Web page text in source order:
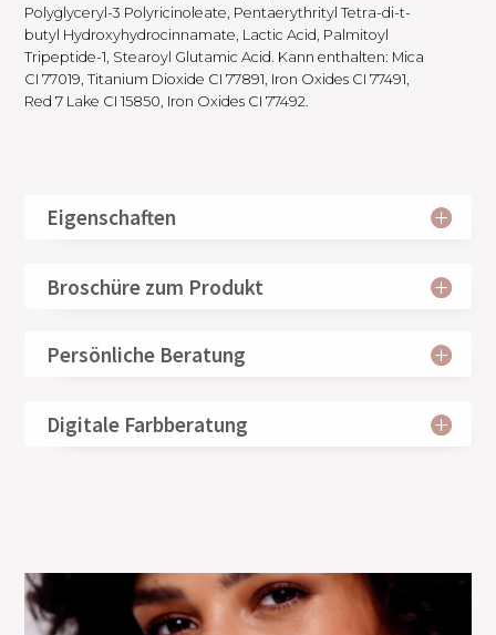
Polyglyceryl-3 Polyricinoleate, Pentaerythrityl Tetra-di-t-
butyl Hydroxyhydrocinnamate, Lactic Acid, Palmitoyl
Tripeptide-1, Stearoyl Glutamic Acid. Kann enthalten: Mica
CI 77019, Titanium Dioxide CI 77891, Iron Oxides CI 77491,
Red 7 Lake CI 15850, Iron Oxides CI 77492.
Persönliche Beratung
Digitale Farbberatung
Eigenschaften
Broschüre zum Produkt